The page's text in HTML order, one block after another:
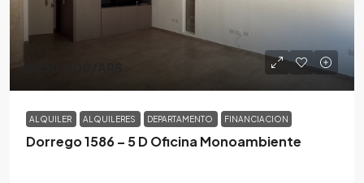
ALQUILER ALQUILERES DEPARTAMENTO FINANCIACION
Dorrego 1586 – 5 D Oficina Monoambiente